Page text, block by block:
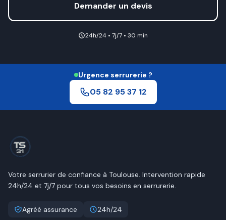
Demander un devis
24h/24 • 7j/7 • 30 min
Urgence serrurerie ?
05 82 95 37 12
Votre serrurier de confiance à Toulouse. Intervention rapide
24h/24 et 7j/7 pour tous vos besoins en serrurerie.
Agréé assurance 24h/24